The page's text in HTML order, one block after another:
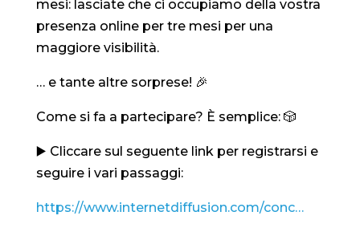
mesi: lasciate che ci occupiamo della vostra
presenza online per tre mesi per una
maggiore visibilità.
… e tante altre sorprese! 🎉
Come si fa a partecipare? È semplice: 🎲
▶️ Cliccare sul seguente link per registrarsi e
seguire i vari passaggi:
https://www.internetdiffusion.com/conc…